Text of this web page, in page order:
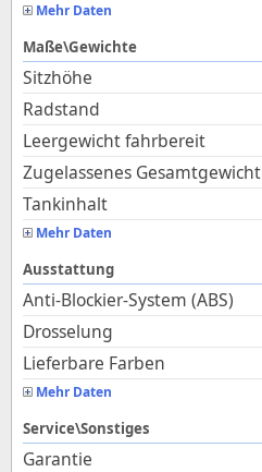
Mehr Daten
Maße\Gewichte
Sitzhöhe
Radstand
Leergewicht fahrbereit
Zugelassenes Gesamtgewicht
Tankinhalt
Mehr Daten
Ausstattung
Anti-Blockier-System (ABS)
Drosselung
Lieferbare Farben
Mehr Daten
Service\Sonstiges
Garantie